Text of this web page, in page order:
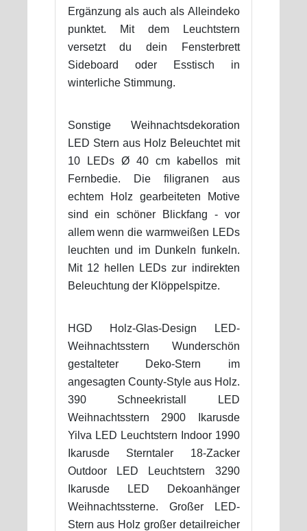
Ergänzung als auch als Alleindeko
punktet. Mit dem Leuchtstern
versetzt du dein Fensterbrett
Sideboard oder Esstisch in
winterliche Stimmung.
Sonstige Weihnachtsdekoration
LED Stern aus Holz Beleuchtet mit
10 LEDs Ø 40 cm kabellos mit
Fernbedie. Die filigranen aus
echtem Holz gearbeiteten Motive
sind ein schöner Blickfang - vor
allem wenn die warmweißen LEDs
leuchten und im Dunkeln funkeln.
Mit 12 hellen LEDs zur indirekten
Beleuchtung der Klöppelspitze.
HGD Holz-Glas-Design LED-
Weihnachtsstern Wunderschön
gestalteter Deko-Stern im
angesagten County-Style aus Holz.
390 Schneekristall LED
Weihnachtsstern 2900 Ikarusde
Yilva LED Leuchtstern Indoor 1990
Ikarusde Sterntaler 18-Zacker
Outdoor LED Leuchtstern 3290
Ikarusde LED Dekoanhänger
Weihnachtssterne. Großer LED-
Stern aus Holz großer detailreicher